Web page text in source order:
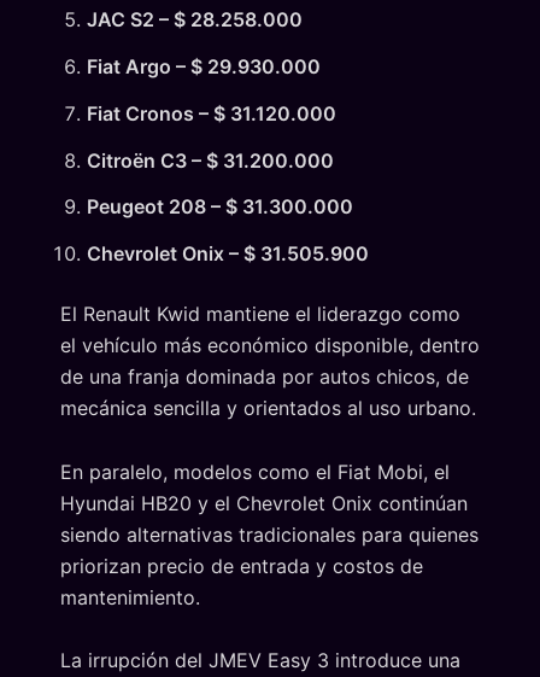
JAC S2 – $ 28.258.000
Fiat Argo – $ 29.930.000
Fiat Cronos – $ 31.120.000
Citroën C3 – $ 31.200.000
Peugeot 208 – $ 31.300.000
Chevrolet Onix – $ 31.505.900
El Renault Kwid mantiene el liderazgo como
el vehículo más económico disponible, dentro
de una franja dominada por autos chicos, de
mecánica sencilla y orientados al uso urbano.
En paralelo, modelos como el Fiat Mobi, el
Hyundai HB20 y el Chevrolet Onix continúan
siendo alternativas tradicionales para quienes
priorizan precio de entrada y costos de
mantenimiento.
La irrupción del JMEV Easy 3 introduce una